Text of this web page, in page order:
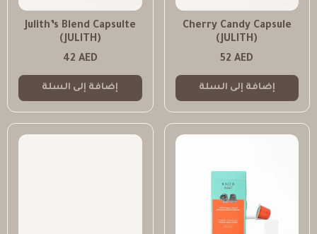
Cherry Candy Capsule
(JULITH)
52AED
إضافة إلى السلة
Julith’s Blend Capsulte
(JULITH)
42 AED
إضافة إلى السلة